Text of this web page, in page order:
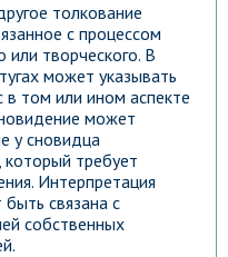
толкование
с процессом
творческого. В
может указывать
в том или ином аспекте
может
у сновидца
который требует
Интерпретация
связана с
собственных